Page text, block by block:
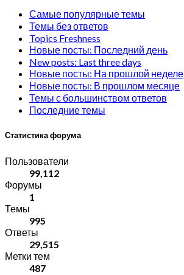
Самые популярные темы
Темы без ответов
Topics Freshness
Новые посты: Последний день
New posts: Last three days
Новые посты: На прошлой неделе
Новые посты: В прошлом месяце
Темы с большинством ответов
Последние темы
Статистика форума
Пользователи
99,112
Форумы
1
Темы
995
Ответы
29,515
Метки тем
487